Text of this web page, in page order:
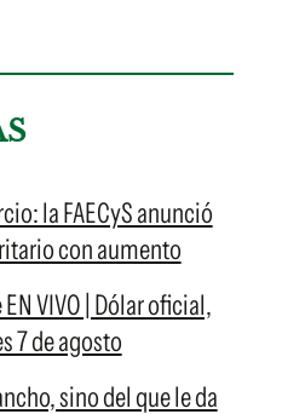
la FAECyS anunció
con aumento
VIVO | Dólar oficial,
7 de agosto
sino del que le da